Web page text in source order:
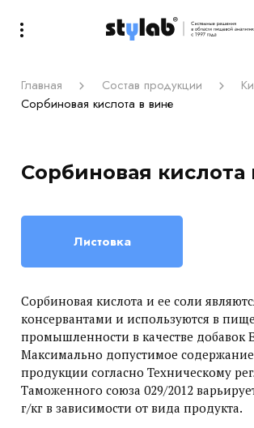
Главная Состав продукции
Сорбиновая кислота в вине
Сорбиновая кислота
Листовка
Сорбиновая кислота и ее соли
консервантами и используются в
промышленности в качестве добавок
Максимально допустимое
продукции согласно Техническому
Таможенного союза 029/2012
г/кг в зависимости от вида продукта.